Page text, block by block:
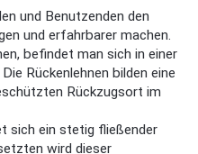
und Benutzenden den
und erfahrbarer machen.
befindet man sich in einer
Rückenlehnen bilden eine
Rückzugsort im
sich ein stetig fließender
wird dieser